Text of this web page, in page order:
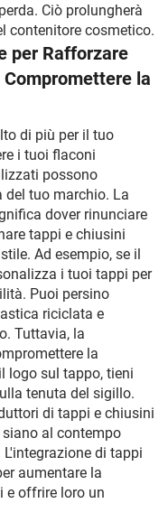
Ciò prolungherà
contenitore cosmetico.
per Rafforzare
la
di più per il tuo
i tuoi flaconi
possono
del tuo marchio. La
dover rinunciare
tappi e chiusini
Ad esempio, se il
i tuoi tappi per
Puoi persino
riciclata e
Tuttavia, la
la
logo sul tappo, tieni
tenuta del sigillo.
di tappi e chiusini
al contempo
di tappi
aumentare la
e offrire loro un